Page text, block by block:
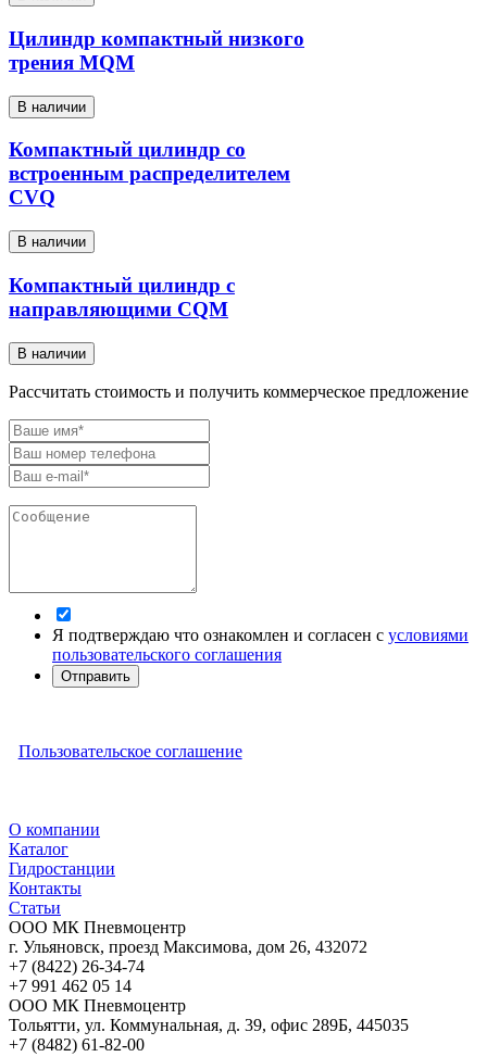
Цилиндр компактный низкого
трения MQM
В наличии
Компактный цилиндр со
встроенным распределителем
CVQ
В наличии
Компактный цилиндр с
направляющими CQM
В наличии
Рассчитать стоимость и получить коммерческое предложение
Я подтверждаю что ознакомлен и согласен с условиями
пользовательского соглашения
Отправить
Пользовательское соглашение
О компании
Каталог
Гидростанции
Контакты
Статьи
ООО МК Пневмоцентр
г. Ульяновск, проезд Максимова, дом 26, 432072
+7 (8422) 26-34-74
+7 991 462 05 14
ООО МК Пневмоцентр
Тольятти, ул. Коммунальная, д. 39, офис 289Б, 445035
+7 (8482) 61-82-00